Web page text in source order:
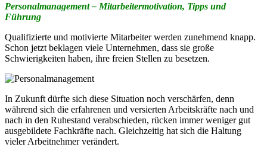
Personalmanagement – Mitarbeitermotivation, Tipps und
Führung
Qualifizierte und motivierte Mitarbeiter werden zunehmend knapp.
Schon jetzt beklagen viele Unternehmen, dass sie große
Schwierigkeiten haben, ihre freien Stellen zu besetzen.
In Zukunft dürfte sich diese Situation noch verschärfen, denn
während sich die erfahrenen und versierten Arbeitskräfte nach und
nach in den Ruhestand verabschieden, rücken immer weniger gut
ausgebildete Fachkräfte nach. Gleichzeitig hat sich die Haltung
vieler Arbeitnehmer verändert.